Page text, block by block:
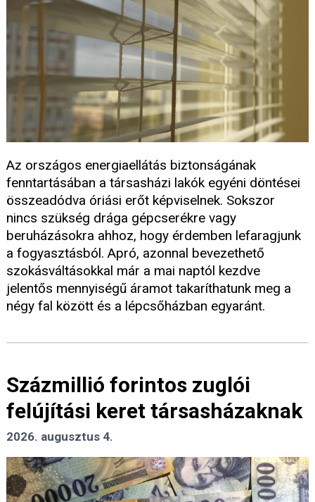
Az országos energiaellátás biztonságának
fenntartásában a társasházi lakók egyéni döntései
összeadódva óriási erőt képviselnek. Sokszor
nincs szükség drága gépcserékre vagy
beruházásokra ahhoz, hogy érdemben lefaragjunk
a fogyasztásból. Apró, azonnal bevezethető
szokásváltásokkal már a mai naptól kezdve
jelentős mennyiségű áramot takaríthatunk meg a
négy fal között és a lépcsőházban egyaránt.
Százmillió forintos zuglói
felújítási keret társasházaknak
2026. augusztus 4.